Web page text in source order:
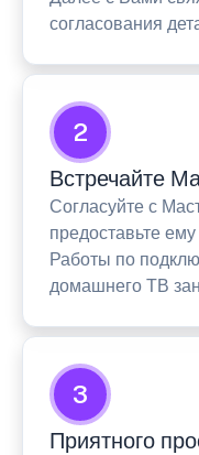
согласования
2
Встречайте
Согласуйте с
предоставьте
Работы по
домашнего ТВ
3
Приятного